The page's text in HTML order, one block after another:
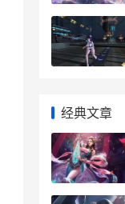
经典文章